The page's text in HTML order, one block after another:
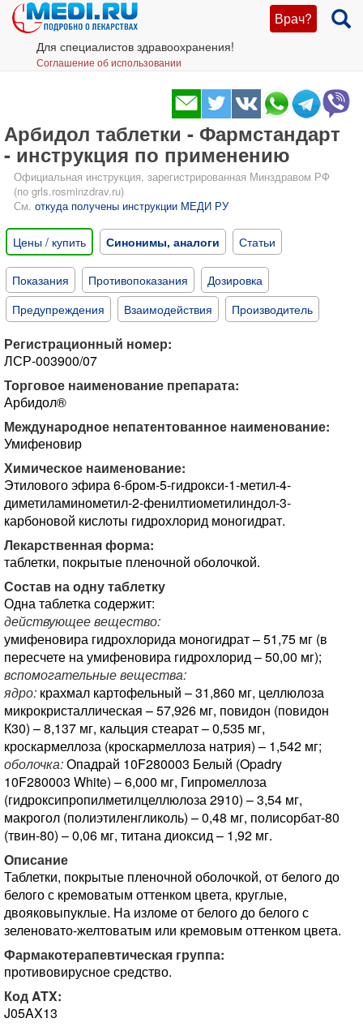
Врач?
Для специалистов здравоохранения!
Соглашение об использовании
Арбидол таблетки - Фармстандарт
- инструкция по применению
Официальная инструкция, зарегистрированная Минздравом РФ
(по grls.rosminzdrav.ru)
См. откуда получены инструкции МЕДИ РУ
Цены / купить Синонимы, аналоги Статьи
Показания Противопоказания
Дозировка
Предупреждения
Взаимодействия Производитель
Регистрационный номер:
ЛСР-003900/07
Торговое наименование препарата:
Арбидол®
Международное непатентованное наименование:
Умифеновир
Химическое наименование:
Этилового эфира 6-бром-5-гидрокси-1-метил-4-
диметиламинометил-2-фенилтиометилиндол-3-
карбоновой кислоты гидрохлорид моногидрат.
Лекарственная форма:
таблетки, покрытые пленочной оболочкой.
Состав на одну таблетку
Одна таблетка содержит:
действующее вещество:
умифеновира гидрохлорида моногидрат – 51,75 мг (в
пересчете на умифеновира гидрохлорид – 50,00 мг);
вспомогательные вещества:
ядро: крахмал картофельный – 31,860 мг, целлюлоза
микрокристаллическая – 57,926 мг, повидон (повидон
К30) – 8,137 мг, кальция стеарат – 0,535 мг,
кроскармеллоза (кроскармеллоза натрия) – 1,542 мг;
оболочка:Опадрай 10F280003 Белый (Opadry
10F280003 White) – 6,000 мг, Гипромеллоза
(гидроксипропилметилцеллюлоза 2910) – 3,54 мг,
макрогол (полиэтиленгликоль) – 0,48 мг, полисорбат-80
(твин-80) – 0,06 мг, титана диоксид – 1,92 мг.
Описание
Таблетки, покрытые пленочной оболочкой, от белого до
белого с кремоватым оттенком цвета, круглые,
двояковыпуклые. На изломе от белого до белого с
зеленовато-желтоватым или кремовым оттенком цвета.
Фармакотерапевтическая группа:
противовирусное средство.
Код ATX:
J05AX13